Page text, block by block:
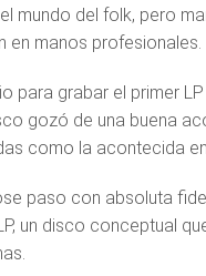
mundo del folk, pero
en manos profesionales.
para grabar el primer LP
gozó de una buena
como la acontecida
paso con absoluta
un disco conceptual